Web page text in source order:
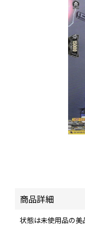
商品詳細
状態は未使用品の美